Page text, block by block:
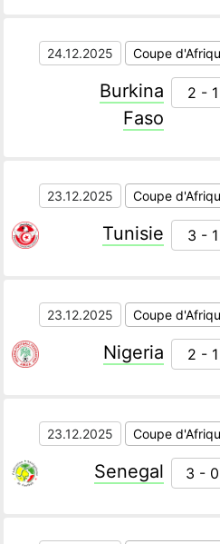
24.12.2025 Coupe
Burkina
Faso
2 - 1
23.12.2025 Coupe
Tunisie 3 - 1
23.12.2025 Coupe
Nigeria 2 - 1
23.12.2025 Coupe
Senegal 3 - 0